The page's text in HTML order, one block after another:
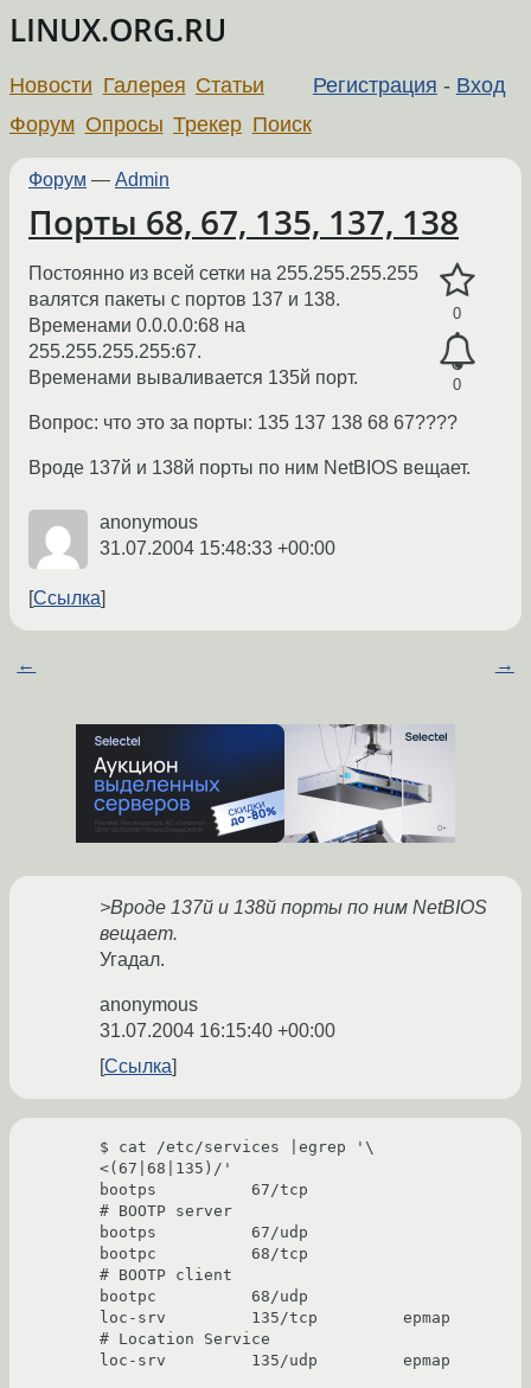
LINUX.ORG.RU
Регистрация - Вход
Новости Галерея Статьи
Форум Опросы Трекер Поиск
Форум — Admin
Порты 68, 67, 135, 137, 138
0
0
Постоянно из всей сетки на 255.255.255.255
валятся пакеты с портов 137 и 138.
Временами 0.0.0.0:68 на
255.255.255.255:67.
Временами вываливается 135й порт.
Вопрос: что это за порты: 135 137 138 68 67????
Вроде 137й и 138й порты по ним NetBIOS вещает.
anonymous
31.07.2004 15:48:33 +00:00
Ссылка
← →
>Вроде 137й и 138й порты по ним NetBIOS
вещает.
Угадал.
anonymous
31.07.2004 16:15:40 +00:00
Ссылка
$ cat /etc/services |egrep '\
<(67|68|135)/'
bootps          67/tcp
# BOOTP server
bootps          67/udp
bootpc          68/tcp
# BOOTP client
bootpc          68/udp
loc-srv         135/tcp         epmap
# Location Service